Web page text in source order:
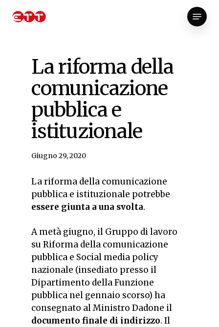
Menu
La riforma della
comunicazione
pubblica e
istituzionale
Giugno 29, 2020
La riforma della comunicazione
pubblica e istituzionale potrebbe
essere giunta a una svolta.
A metà giugno, il Gruppo di lavoro
su Riforma della comunicazione
pubblica e Social media policy
nazionale (insediato presso il
Dipartimento della Funzione
pubblica nel gennaio scorso) ha
consegnato al Ministro Dadone il
documento finale di indirizzo. Il